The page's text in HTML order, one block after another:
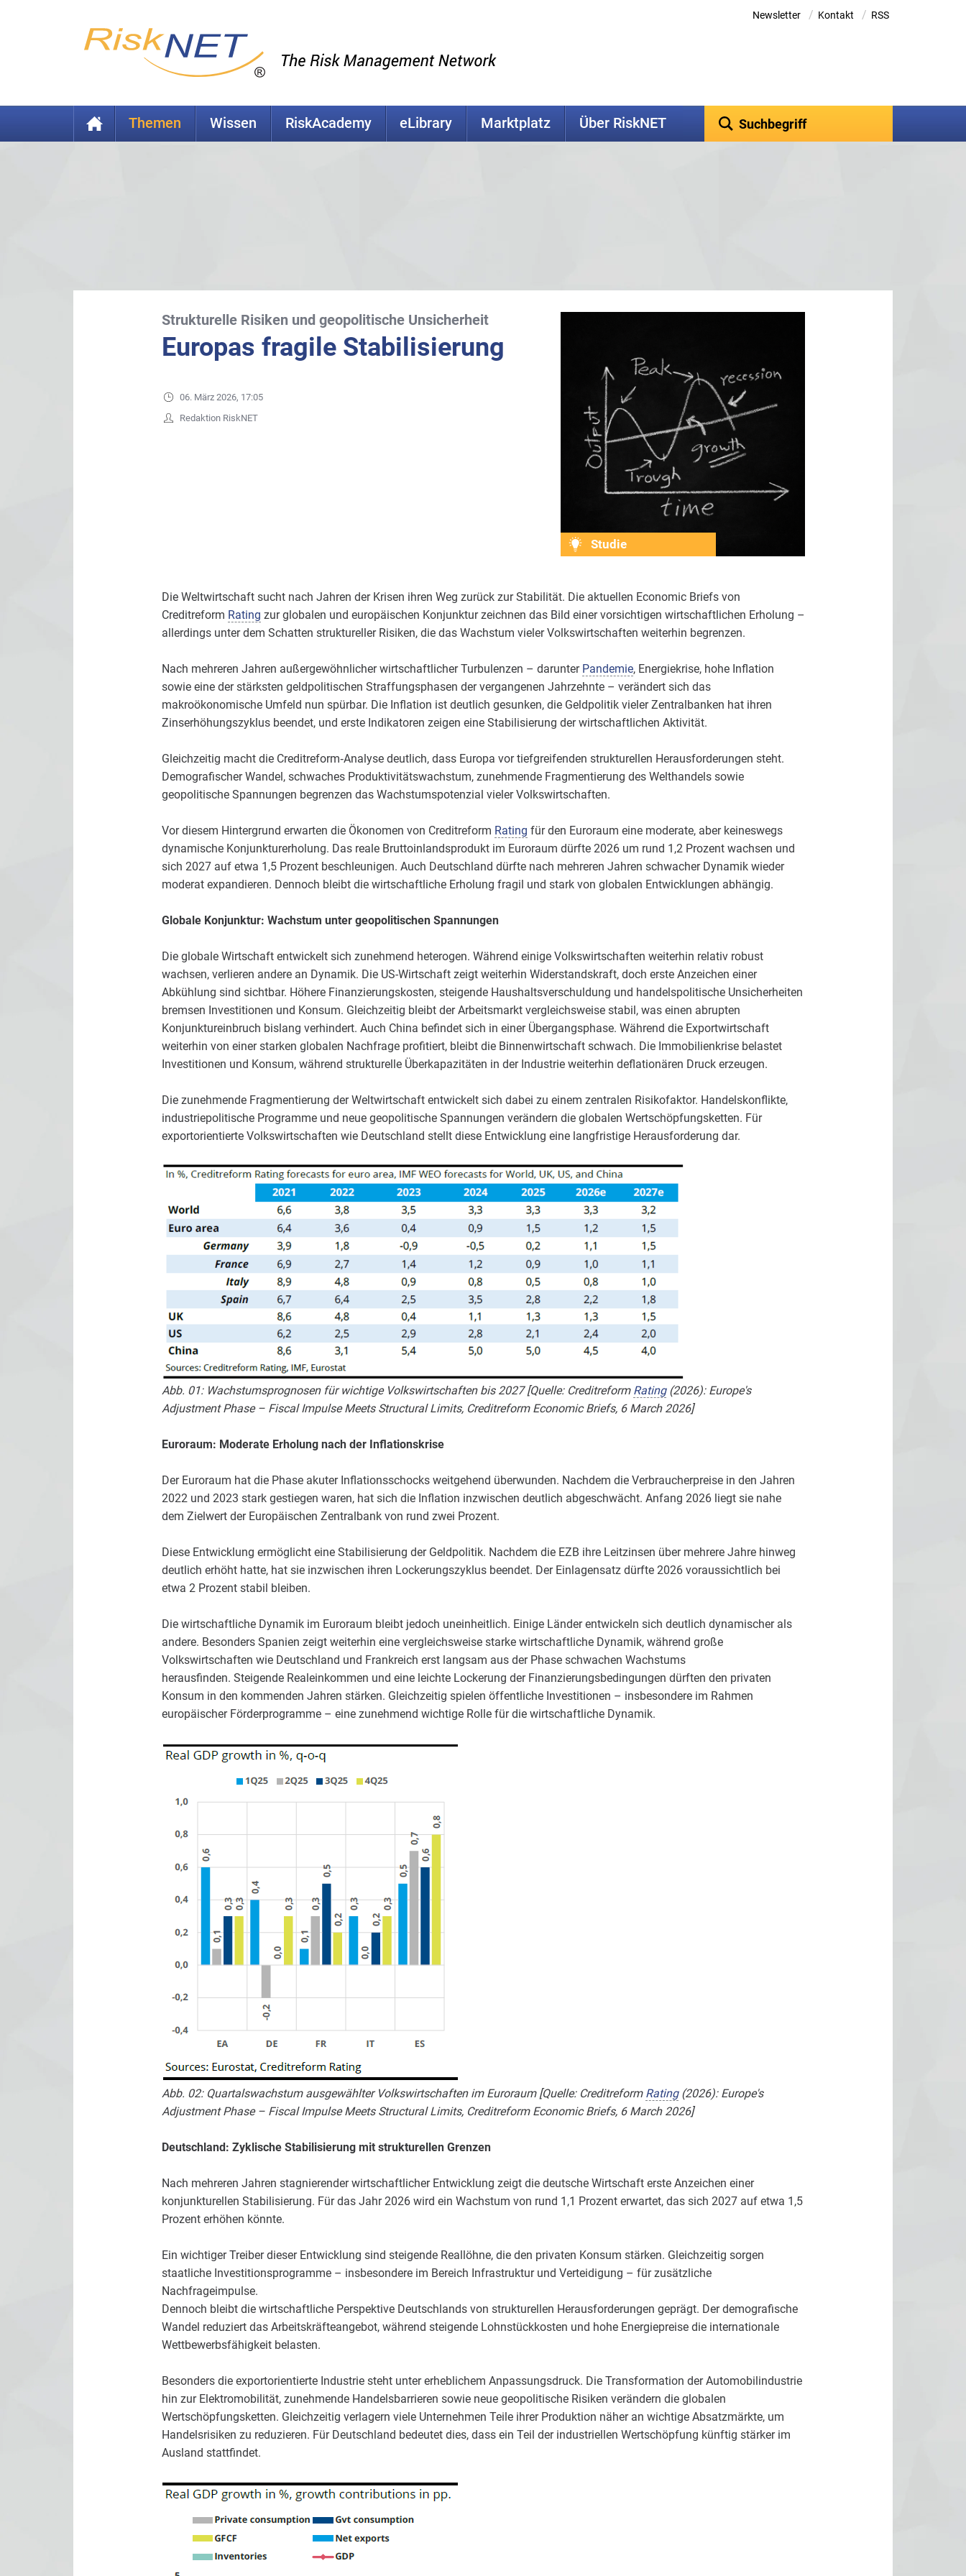
Newsletter / Kontakt / RSS
Themen Wissen RiskAcademy eLibrary Marktplatz Über RiskNET
Strukturelle Risiken und geopolitische Unsicherheit
Europas fragile Stabilisierung
06. März 2026, 17:05
Redaktion RiskNET
Studie
Die Weltwirtschaft sucht nach Jahren der Krisen ihren Weg zurück zur Stabilität. Die aktuellen Economic Briefs von
Creditreform Rating zur globalen und europäischen Konjunktur zeichnen das Bild einer vorsichtigen wirtschaftlichen Erholung –
allerdings unter dem Schatten struktureller Risiken, die das Wachstum vieler Volkswirtschaften weiterhin begrenzen.
Nach mehreren Jahren außergewöhnlicher wirtschaftlicher Turbulenzen – darunter Pandemie, Energiekrise, hohe Inflation
sowie eine der stärksten geldpolitischen Straffungsphasen der vergangenen Jahrzehnte – verändert sich das
makroökonomische Umfeld nun spürbar. Die Inflation ist deutlich gesunken, die Geldpolitik vieler Zentralbanken hat ihren
Zinserhöhungszyklus beendet, und erste Indikatoren zeigen eine Stabilisierung der wirtschaftlichen Aktivität.
Gleichzeitig macht die Creditreform‑Analyse deutlich, dass Europa vor tiefgreifenden strukturellen Herausforderungen steht.
Demografischer Wandel, schwaches Produktivitätswachstum, zunehmende Fragmentierung des Welthandels sowie
geopolitische Spannungen begrenzen das Wachstumspotenzial vieler Volkswirtschaften.
Vor diesem Hintergrund erwarten die Ökonomen von Creditreform Rating für den Euroraum eine moderate, aber keineswegs
dynamische Konjunkturerholung. Das reale Bruttoinlandsprodukt im Euroraum dürfte 2026 um rund 1,2 Prozent wachsen und
sich 2027 auf etwa 1,5 Prozent beschleunigen. Auch Deutschland dürfte nach mehreren Jahren schwacher Dynamik wieder
moderat expandieren. Dennoch bleibt die wirtschaftliche Erholung fragil und stark von globalen Entwicklungen abhängig.
Globale Konjunktur: Wachstum unter geopolitischen Spannungen
Die globale Wirtschaft entwickelt sich zunehmend heterogen. Während einige Volkswirtschaften weiterhin relativ robust
wachsen, verlieren andere an Dynamik. Die US-Wirtschaft zeigt weiterhin Widerstandskraft, doch erste Anzeichen einer
Abkühlung sind sichtbar. Höhere Finanzierungskosten, steigende Haushaltsverschuldung und handelspolitische Unsicherheiten
bremsen Investitionen und Konsum. Gleichzeitig bleibt der Arbeitsmarkt vergleichsweise stabil, was einen abrupten
Konjunktureinbruch bislang verhindert. Auch China befindet sich in einer Übergangsphase. Während die Exportwirtschaft
weiterhin von einer starken globalen Nachfrage profitiert, bleibt die Binnenwirtschaft schwach. Die Immobilienkrise belastet
Investitionen und Konsum, während strukturelle Überkapazitäten in der Industrie weiterhin deflationären Druck erzeugen.
Die zunehmende Fragmentierung der Weltwirtschaft entwickelt sich dabei zu einem zentralen Risikofaktor. Handelskonflikte,
industriepolitische Programme und neue geopolitische Spannungen verändern die globalen Wertschöpfungsketten. Für
exportorientierte Volkswirtschaften wie Deutschland stellt diese Entwicklung eine langfristige Herausforderung dar.
Abb. 01: Wachstumsprognosen für wichtige Volkswirtschaften bis 2027 [Quelle: Creditreform Rating(2026): Europe's
Adjustment Phase – Fiscal Impulse Meets Structural Limits, Creditreform Economic Briefs, 6 March 2026]
Euroraum: Moderate Erholung nach der Inflationskrise
Der Euroraum hat die Phase akuter Inflationsschocks weitgehend überwunden. Nachdem die Verbraucherpreise in den Jahren
2022 und 2023 stark gestiegen waren, hat sich die Inflation inzwischen deutlich abgeschwächt. Anfang 2026 liegt sie nahe
dem Zielwert der Europäischen Zentralbank von rund zwei Prozent.
Diese Entwicklung ermöglicht eine Stabilisierung der Geldpolitik. Nachdem die EZB ihre Leitzinsen über mehrere Jahre hinweg
deutlich erhöht hatte, hat sie inzwischen ihren Lockerungszyklus beendet. Der Einlagensatz dürfte 2026 voraussichtlich bei
etwa 2 Prozent stabil bleiben.
Die wirtschaftliche Dynamik im Euroraum bleibt jedoch uneinheitlich. Einige Länder entwickeln sich deutlich dynamischer als
andere. Besonders Spanien zeigt weiterhin eine vergleichsweise starke wirtschaftliche Dynamik, während große
Volkswirtschaften wie Deutschland und Frankreich erst langsam aus der Phase schwachen Wachstums
herausfinden. Steigende Realeinkommen und eine leichte Lockerung der Finanzierungsbedingungen dürften den privaten
Konsum in den kommenden Jahren stärken. Gleichzeitig spielen öffentliche Investitionen – insbesondere im Rahmen
europäischer Förderprogramme – eine zunehmend wichtige Rolle für die wirtschaftliche Dynamik.
Abb. 02: Quartalswachstum ausgewählter Volkswirtschaften im Euroraum [Quelle: Creditreform Rating(2026): Europe's
Adjustment Phase – Fiscal Impulse Meets Structural Limits, Creditreform Economic Briefs, 6 March 2026]
Deutschland: Zyklische Stabilisierung mit strukturellen Grenzen
Nach mehreren Jahren stagnierender wirtschaftlicher Entwicklung zeigt die deutsche Wirtschaft erste Anzeichen einer
konjunkturellen Stabilisierung. Für das Jahr 2026 wird ein Wachstum von rund 1,1 Prozent erwartet, das sich 2027 auf etwa 1,5
Prozent erhöhen könnte.
Ein wichtiger Treiber dieser Entwicklung sind steigende Reallöhne, die den privaten Konsum stärken. Gleichzeitig sorgen
staatliche Investitionsprogramme – insbesondere im Bereich Infrastruktur und Verteidigung – für zusätzliche
Nachfrageimpulse.
Dennoch bleibt die wirtschaftliche Perspektive Deutschlands von strukturellen Herausforderungen geprägt. Der demografische
Wandel reduziert das Arbeitskräfteangebot, während steigende Lohnstückkosten und hohe Energiepreise die internationale
Wettbewerbsfähigkeit belasten.
Besonders die exportorientierte Industrie steht unter erheblichem Anpassungsdruck. Die Transformation der Automobilindustrie
hin zur Elektromobilität, zunehmende Handelsbarrieren sowie neue geopolitische Risiken verändern die globalen
Wertschöpfungsketten. Gleichzeitig verlagern viele Unternehmen Teile ihrer Produktion näher an wichtige Absatzmärkte, um
Handelsrisiken zu reduzieren. Für Deutschland bedeutet dies, dass ein Teil der industriellen Wertschöpfung künftig stärker im
Ausland stattfindet.